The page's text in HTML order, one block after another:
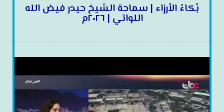
بُكاءُ الأرزاء | سماحة الشيخ حيدر فيض الله
اللواتي | ٢٠٢٦م